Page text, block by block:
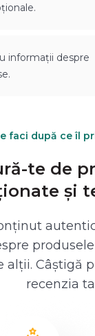
informații despre
faci după ce îl
te de
și
alții. Câștigă
recenzia